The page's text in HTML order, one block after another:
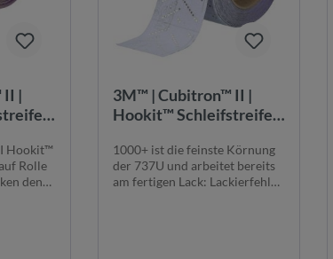
II |
|
Hookit™
Rolle
den
3M™ | Cubitron™ II |
Hookit™ Schleifstreifen
70 mm x 12 m, Multihole
| 7100330934
1000+ ist die feinste Körnung
der 737U und arbeitet bereits
am fertigen Lack: Lackierfehler